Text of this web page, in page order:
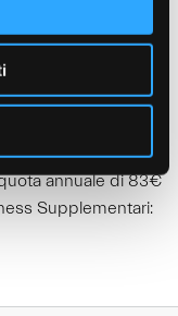
giorno dopo la
festivo,
lavorativo
e fino a 98 Carte
quota. Ulteriori
annuale di 83€
Supplementari: